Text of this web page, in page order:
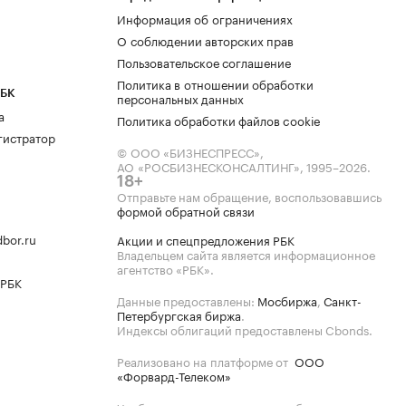
Информация об ограничениях
О соблюдении авторских прав
Пользовательское соглашение
Политика в отношении обработки
персональных данных
Политика обработки файлов cookie
© ООО «БИЗНЕСПРЕСС»,
АО «РОСБИЗНЕСКОНСАЛТИНГ», 1995–2026.
18+
Отправьте нам обращение, воспользовавшись
формой обратной связи
Акции и спецпредложения РБК
Владельцем сайта является информационное
агентство «РБК».
Данные предоставлены: Мосбиржа, Санкт-
Петербургская биржа.
Индексы облигаций предоставлены Cbonds.
Реализовано на платформе от ООО
«Форвард-Телеком»